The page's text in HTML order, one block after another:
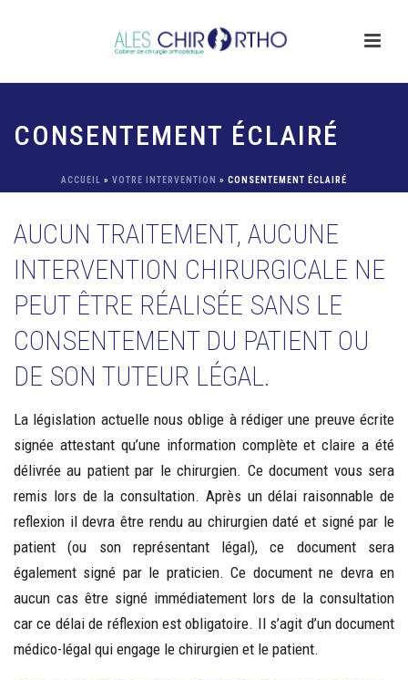
CONSENTEMENT ÉCLAIRÉ
ACCUEIL » VOTRE INTERVENTION » CONSENTEMENT ÉCLAIRÉ
AUCUN TRAITEMENT, AUCUNE
INTERVENTION CHIRURGICALE NE
PEUT ÊTRE RÉALISÉE SANS LE
CONSENTEMENT DU PATIENT OU
DE SON TUTEUR LÉGAL.
La législation actuelle nous oblige à rédiger une preuve écrite
signée attestant qu’une information complète et claire a été
délivrée au patient par le chirurgien. Ce document vous sera
remis lors de la consultation. Après un délai raisonnable de
reflexion il devra être rendu au chirurgien daté et signé par le
patient (ou son représentant légal), ce document sera
également signé par le praticien. Ce document ne devra en
aucun cas être signé immédiatement lors de la consultation
car ce délai de réflexion est obligatoire. Il s’agit d’un document
médico-légal qui engage le chirurgien et le patient.